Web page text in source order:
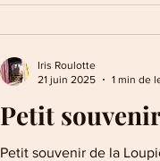
Petit
Petit souvenir de la
Iris Roulotte
21 juin 2025
1 min de